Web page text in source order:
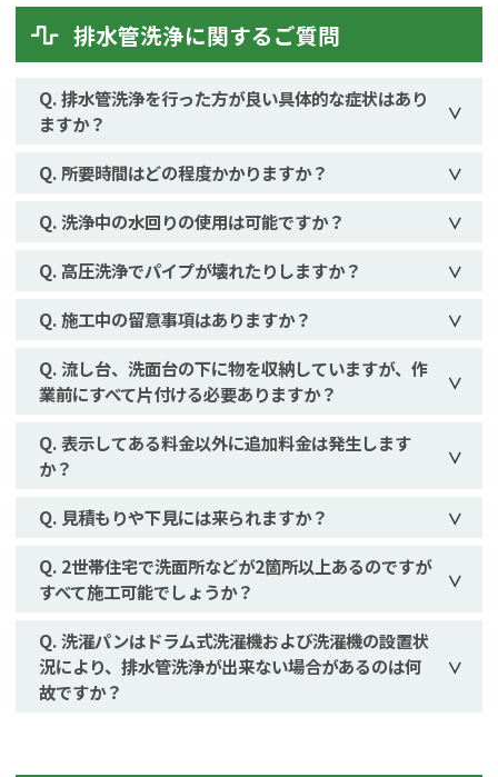
排水管洗浄に関するご質問
排水管洗浄を行った方が良い具体的な症状はあり
ますか？
所要時間はどの程度かかりますか？
洗浄中の水回りの使用は可能ですか？
高圧洗浄でパイプが壊れたりしますか？
施工中の留意事項はありますか？
流し台、洗面台の下に物を収納していますが、作
業前にすべて片付ける必要ありますか？
表示してある料金以外に追加料金は発生します
か？
見積もりや下見には来られますか？
2世帯住宅で洗面所などが2箇所以上あるのですが
すべて施工可能でしょうか？
洗濯パンはドラム式洗濯機および洗濯機の設置状
況により、排水管洗浄が出来ない場合があるのは何
故ですか？